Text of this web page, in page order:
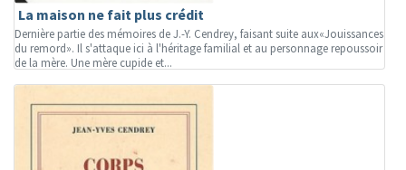
La maison ne fait plus crédit
Dernière partie des mémoires de J.-Y. Cendrey, faisant suite aux«Jouissances
du remord». Il s'attaque ici à l'héritage familial et au personnage repoussoir
de la mère. Une mère cupide et...